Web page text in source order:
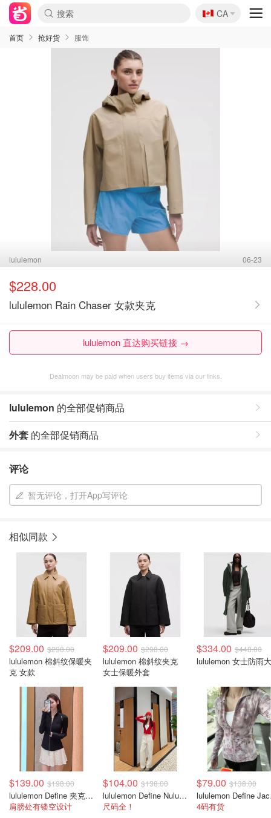
🇨🇦
CA
首页 抢好货 服饰
lululemon 06-23
$228.00
lululemon Rain Chaser 女款夹克
lululemon 直达购买链接 →
Dealmoon may be paid when users buy items via our links.
lululemon 的全部促销商品
外套 的全部促销商品
评论
暂无评论，打开App写评论
相似同款
$209.00 $298.00
lululemon 棉斜纹保暖夹
克 女款
$209.00 $298.00
lululemon 棉斜纹夹克
女士保暖外套
$334.00 $448.00
lululemon 女士防雨
$139.00 $198.00
lululemon Define 夹克 SLNSH系列
肩膀处有镂空设计
$104.00 $138.00
lululemon Define Nulu 短款夹克
尺码全！
$79.00 $138.00
4码有货